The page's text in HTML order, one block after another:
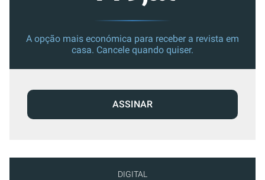
A opção mais económica para receber a revista em
casa. Cancele quando quiser.
ASSINAR
DIGITAL